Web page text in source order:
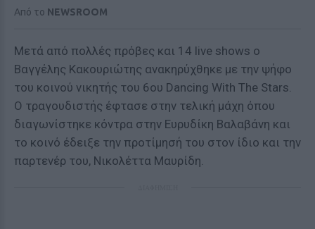
Από το NEWSROOM
Μετά από πολλές πρόβες και 14 live shows ο
Βαγγέλης Κακουριώτης ανακηρύχθηκε με την ψήφο
του κοινού νικητής του 6ου Dancing With The Stars.
Ο τραγουδιστής έφτασε στην τελική μάχη όπου
διαγωνίστηκε κόντρα στην Ευρυδίκη Βαλαβάνη και
το κοινό έδειξε την προτίμησή του στον ίδιο και την
παρτενέρ του, Νικολέττα Μαυρίδη.